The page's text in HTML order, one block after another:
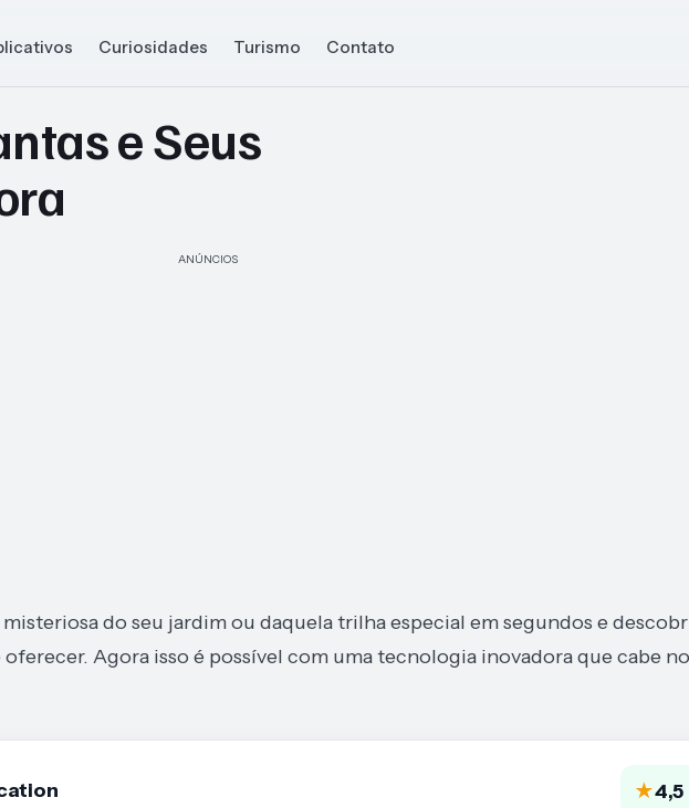
Curiosidades Turismo Contato
e Seus
ANÚNCIOS
do seu jardim ou daquela trilha especial em segundos e
Agora isso é possível com uma tecnologia inovadora que cabe no
★4,5